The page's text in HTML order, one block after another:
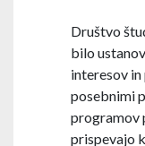
Društvo
bilo
interesov
posebnimi
programov
prispevajo